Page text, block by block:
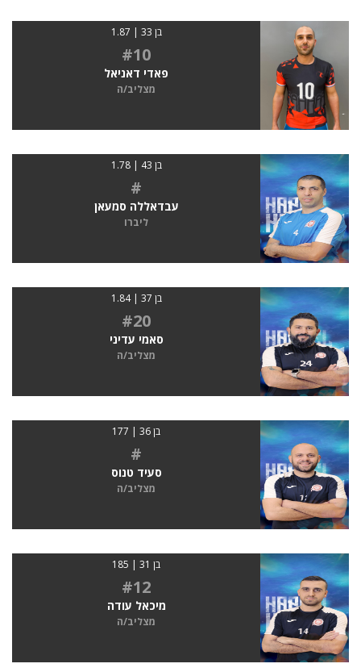
בן 33 | 1.87
#10
פאדי דאניאל
מצליב/ה
בן 43 | 1.78
#
עבדאללה סמעאן
ליברו
בן 37 | 1.84
#20
סאמי עדיני
מצליב/ה
בן 36 | 177
#
סעיד טנוס
מצליב/ה
בן 31 | 185
#12
מיכאל עודה
מצליב/ה